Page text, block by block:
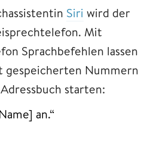
Siri wird der
Mit
Sprachbefehlen lassen
gespeicherten Nummern
starten:
an.“